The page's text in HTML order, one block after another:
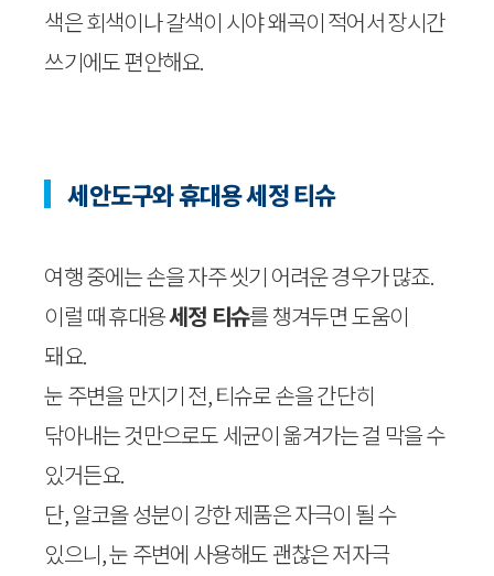
색은 회색이나 갈색이 시야 왜곡이 적어서 장시간
쓰기에도 편안해요.
세안도구와 휴대용 세정 티슈
여행 중에는 손을 자주 씻기 어려운 경우가 많죠.
이럴 때 휴대용세정 티슈를 챙겨두면 도움이
돼요.
눈 주변을 만지기 전, 티슈로 손을 간단히
닦아내는 것만으로도 세균이 옮겨가는 걸 막을 수
있거든요.
단, 알코올 성분이 강한 제품은 자극이 될 수
있으니, 눈 주변에 사용해도 괜찮은 저자극